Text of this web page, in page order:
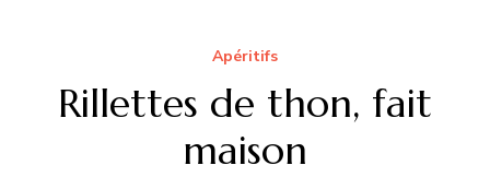
Apéritifs
Rillettes de thon, fait
maison